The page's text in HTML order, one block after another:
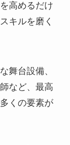
高めるだけ
キルを磨く
舞台設備、
など、最高
くの要素が